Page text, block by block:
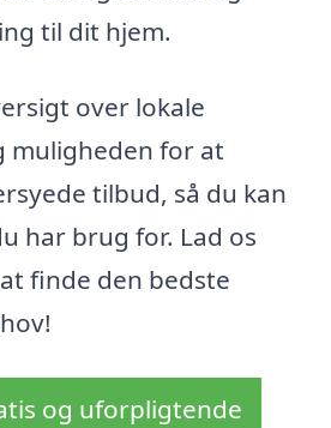
til dit hjem.
over lokale
muligheden for at
tilbud, så du kan
har brug for. Lad os
finde den bedste
og uforpligtende